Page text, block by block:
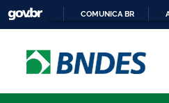
COMUNICA BR